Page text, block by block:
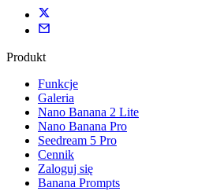
Produkt
Funkcje
Galeria
Nano Banana 2 Lite
Nano Banana Pro
Seedream 5 Pro
Cennik
Zaloguj się
Banana Prompts